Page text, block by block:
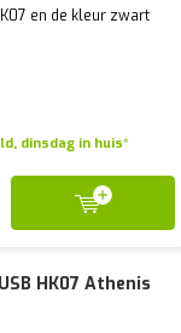
en de kleur zwart
dinsdag in huis*
HK07 Athenis